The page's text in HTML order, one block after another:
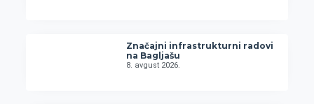
Značajni infrastrukturni radovi
na Bagljašu
8. avgust 2026.